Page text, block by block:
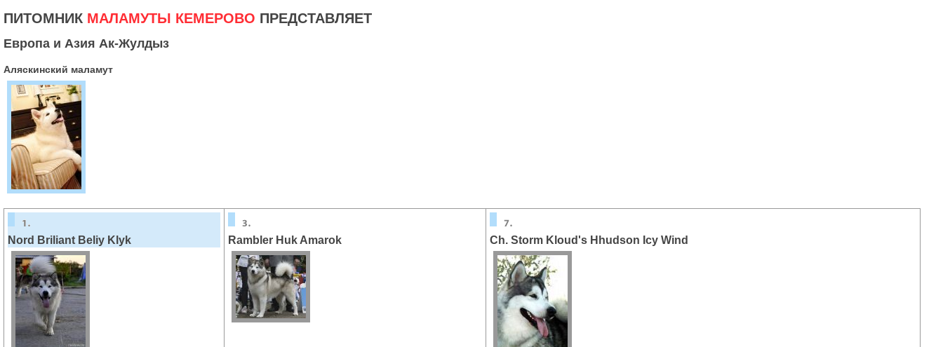
ПИТОМНИК МАЛАМУТЫ КЕМЕРОВО ПРЕДСТАВЛЯЕТ
Европа и Азия Ак-Жулдыз
Аляскинский маламут
Nord Briliant Beliy Klyk Rambler Huk Amarok Ch. Storm Kloud's Hhudson Icy Wind